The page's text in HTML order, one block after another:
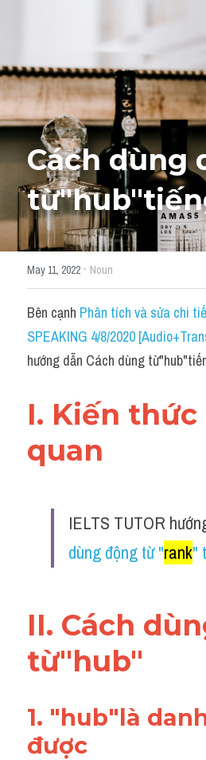
Học thử →
Cách dùng
từ"hub
May 11, 2022 · Noun
Bên cạnh Phân tích và sửa chi
SPEAKING 4/8/2020
hướng dẫn Cách dùng
I. Kiến thức
quan
IELTS TUTOR
dùng động từ "rank"
II. Cách
từ"hub"
1. "hub"là
được